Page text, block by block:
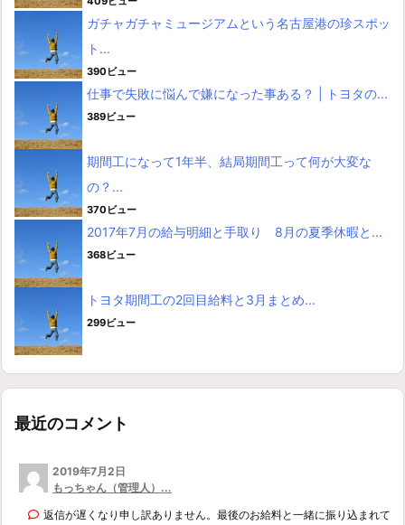
ガチャガチャミュージアムという名古屋港の珍スポッ
ト...
390ビュー
仕事で失敗に悩んで嫌になった事ある？ | トヨタの...
389ビュー
期間工になって1年半、結局期間工って何が大変な
の？...
370ビュー
2017年7月の給与明細と手取り 8月の夏季休暇と...
368ビュー
トヨタ期間工の2回目給料と3月まとめ...
299ビュー
最近のコメント
2019年7月2日
もっちゃん（管理人）...
返信が遅くなり申し訳ありません。最後のお給料と一緒に振り込まれて